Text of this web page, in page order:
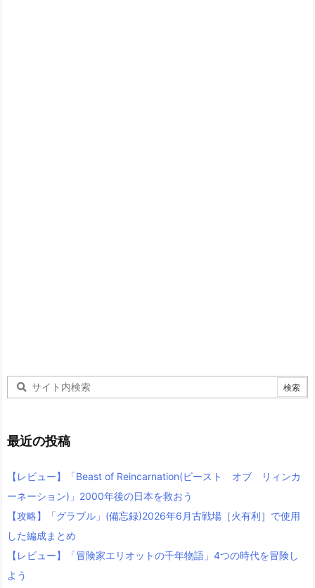
最近の投稿
【レビュー】「Beast of Reincarnation(ビースト オブ リィンカ
ーネーション)」2000年後の日本を救おう
【攻略】「グラブル」(備忘録)2026年6月古戦場［火有利］で使用
した編成まとめ
【レビュー】「冒険家エリオットの千年物語」4つの時代を冒険し
よう